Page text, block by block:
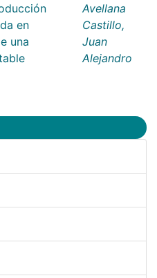
en
una
Avellana
Castillo,
Juan
Alejandro